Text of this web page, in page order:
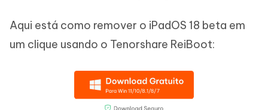
Aqui está como remover o iPadOS 18 beta em
um clique usando o Tenorshare ReiBoot: